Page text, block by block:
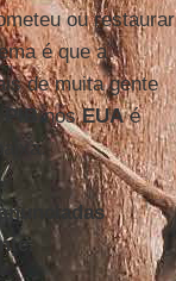
ou restaurar
é que a
de muita gente
PIBnosEUAé